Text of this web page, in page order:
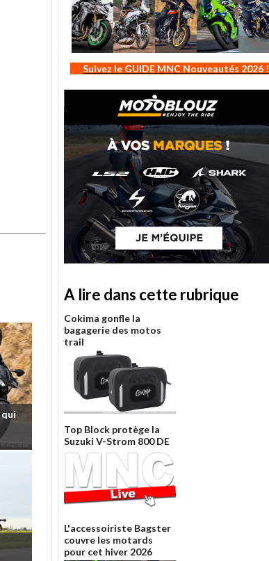
qui
Suivez le GUIDE MNC Nouveautés 2026 !
A lire dans cette rubrique
Cokima gonfle la
bagagerie des motos
trail
Top Block protège la
Suzuki V-Strom 800 DE
L'accessoiriste Bagster
couvre les motards
pour cet hiver 2026